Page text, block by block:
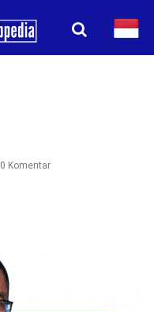
0 Komentar